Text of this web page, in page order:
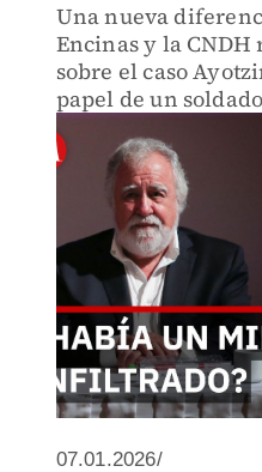
Una nueva
Encinas y la CNDH
sobre el caso
papel de un
07.01.2026/